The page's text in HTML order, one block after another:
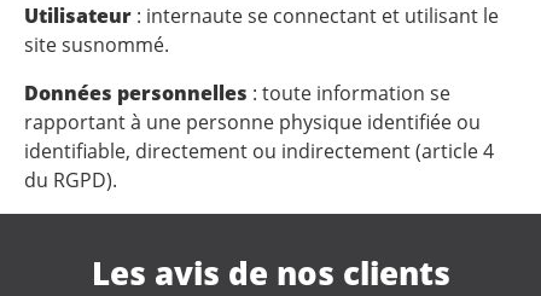
Utilisateur : internaute se connectant et utilisant le
site susnommé.
Données personnelles : toute information se
rapportant à une personne physique identifiée ou
identifiable, directement ou indirectement (article 4
du RGPD).
Les avis de nos clients